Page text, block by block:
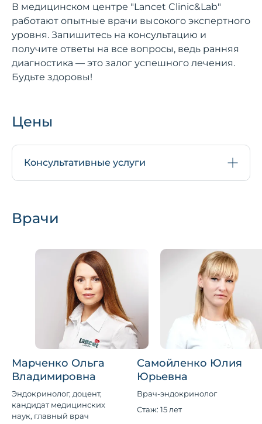
В медицинском центре "Lancet Clinic&Lab"
работают опытные врачи высокого экспертного
уровня. Запишитесь на консультацию и
получите ответы на все вопросы, ведь ранняя
диагностика — это залог успешного лечения.
Будьте здоровы!
Цены
Консультативные услуги
Врачи
Марченко Ольга
Владимировна
Эндокринолог, доцент,
кандидат медицинских
наук, главный врач
Самойленко Юлия
Юрьевна
Врач-эндокринолог
Стаж: 15 лет